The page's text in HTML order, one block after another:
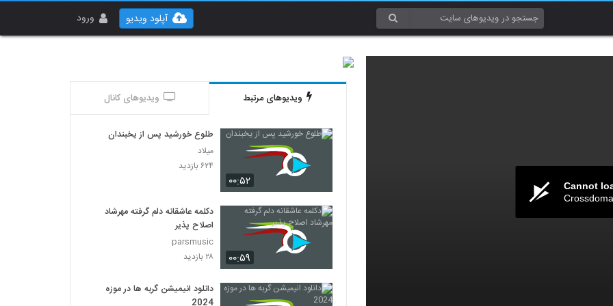
ورود آپلود ویدیو
Cannot
ویدیوهای مرتبط ویدیوهای کانال
۰۰:۵۲
طلوع خورشید پس از یخبندان
میلاد
۶۲۴ بازدید
۰۰:۵۹
دکلمه عاشقانه دلم گرفته مهرشاد
اصلاح پذیر
parsmusic
۲۸ بازدید
دانلود انیمیشن گربه ها در موزه
2024